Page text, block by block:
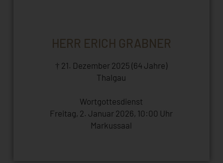
HERR ERICH GRABNER
† 21. Dezember 2025 (64 Jahre)
Thalgau
Wortgottesdienst
Freitag, 2. Januar 2026, 10:00 Uhr
Markussaal